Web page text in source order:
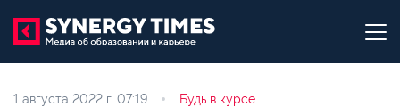
1 августа 2022 г. 07:19 Будь в курсе